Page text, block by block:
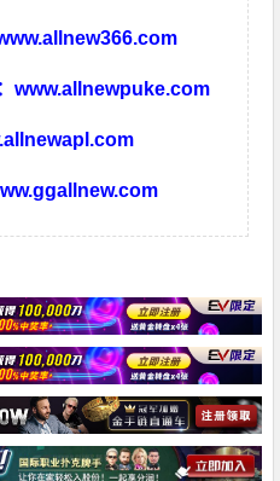
www.allnewpuke.com